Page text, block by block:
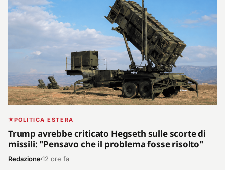
POLITICA ESTERA
Trump avrebbe criticato Hegseth sulle scorte di
missili: "Pensavo che il problema fosse risolto"
Redazione12 ore fa